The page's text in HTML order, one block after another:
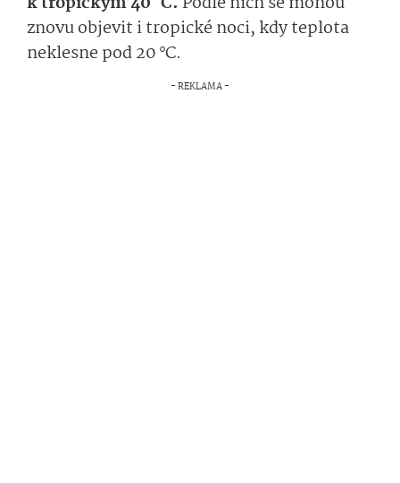
znovu objevit i tropické noci, kdy teplota
neklesne pod 20 °C.